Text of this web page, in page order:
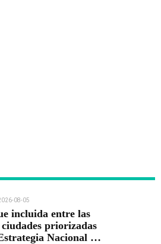
08-05
incluida entre las
ciudades priorizadas
Nacional de